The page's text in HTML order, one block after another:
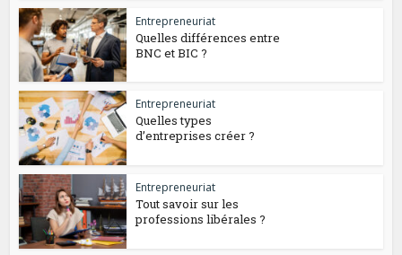
Entrepreneuriat
Quelles différences entre
BNC et BIC ?
Entrepreneuriat
Quelles types
d’entreprises créer ?
Entrepreneuriat
Tout savoir sur les
professions libérales ?